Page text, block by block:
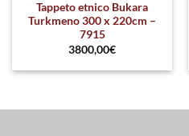
Tappeto etnico Bukara
Turkmeno 300 x 220cm –
7915
3800,00€